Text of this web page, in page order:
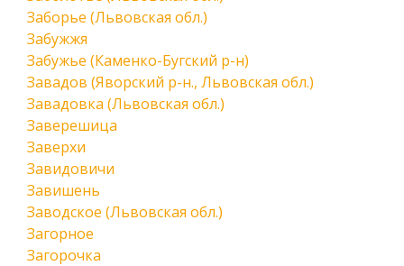
Заборье (Львовская обл.)
Забужжя
Забужье (Каменко-Бугский р-н)
Завадов (Яворский р-н., Львовская обл.)
Завадовка (Львовская обл.)
Заверешица
Заверхи
Завидовичи
Завишень
Заводское (Львовская обл.)
Загорное
Загорочка